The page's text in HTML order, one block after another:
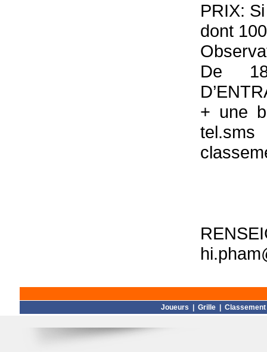
PRIX:
dont
De
+ une
Joueurs Grille Classement